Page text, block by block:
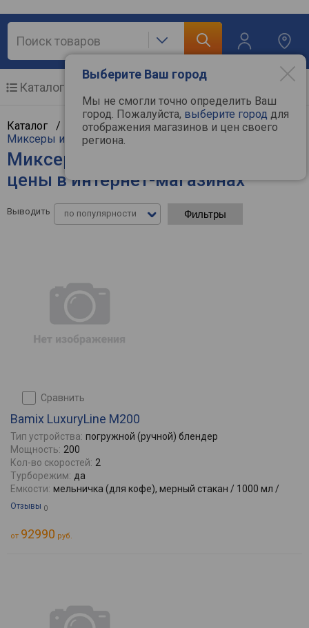
Выберите Ваш город
Мы не смогли точно определить Ваш
город. Пожалуйста, выберите город для
отображения магазинов и цен своего
региона.
Каталог
Каталог / Мелкая бытовая техника/ Кухня/
Миксеры и блендеры
Миксеры и блендеры Bamix -
цены в интернет-магазинах
Выводить по популярности Фильтры
сравнить
Bamix LuxuryLine M200
Тип устройства: погружной (ручной) блендер
Мощность: 200
Кол-во скоростей: 2
Турборежим: да
Емкости: мельничка (для кофе), мерный стакан / 1000 мл /
Отзывы 0
от 92990 руб.